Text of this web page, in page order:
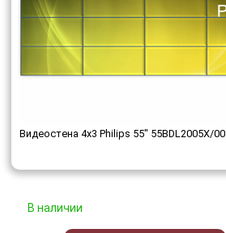
Видеостена 4x3 Philips 55" 55BDL2005X/00
В наличии